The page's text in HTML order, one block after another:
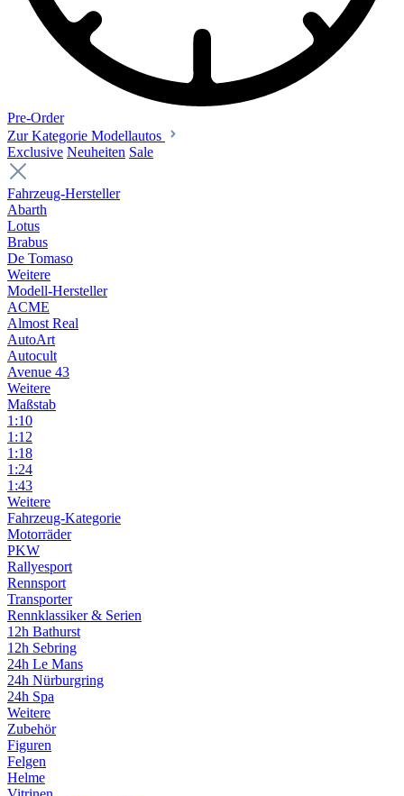
Pre-Order
Zur Kategorie Modellautos
Exclusive Neuheiten Sale
Fahrzeug-Hersteller
Abarth
Lotus
Brabus
De Tomaso
Weitere
Modell-Hersteller
ACME
Almost Real
AutoArt
Autocult
Avenue 43
Weitere
Maßstab
1:10
1:12
1:18
1:24
1:43
Weitere
Fahrzeug-Kategorie
Motorräder
PKW
Rallyesport
Rennsport
Transporter
Rennklassiker & Serien
12h Bathurst
12h Sebring
24h Le Mans
24h Nürburgring
24h Spa
Weitere
Zubehör
Figuren
Felgen
Helme